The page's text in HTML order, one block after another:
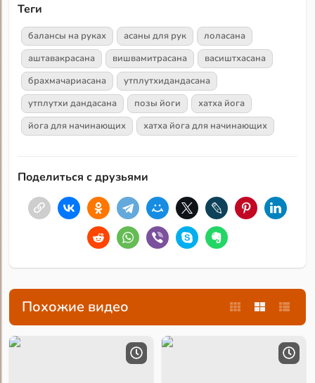
Теги
балансы на руках асаны для рук
лоласана
аштавакрасана
вишвамитрасана
васиштхасана
брахмачариасана
утплутхидандасана
утплутхи дандасана
позы йоги
хатха йога
йога для начинающих
хатха йога для начинающих
Поделиться с друзьями
Похожие видео